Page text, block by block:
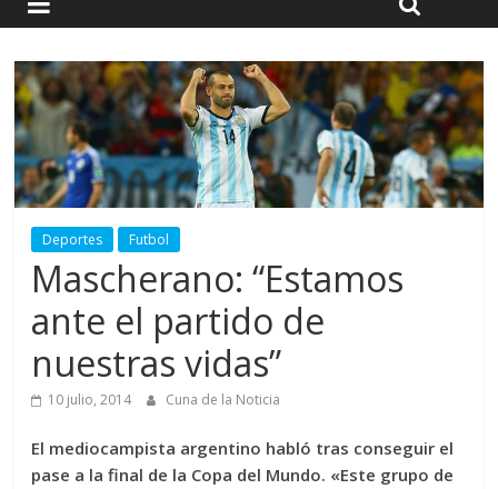
Deportes Futbol
Mascherano: “Estamos
ante el partido de
nuestras vidas”
10 julio, 2014 Cuna de la Noticia
El mediocampista argentino habló tras conseguir el
pase a la final de la Copa del Mundo. «Este grupo de